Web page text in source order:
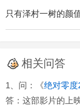
只有泽村一树的颜
相关问答
1、问：《绝对零度
答：这部影片的上